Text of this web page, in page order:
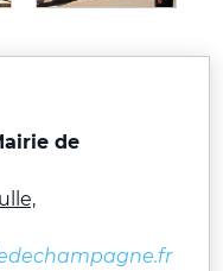
de